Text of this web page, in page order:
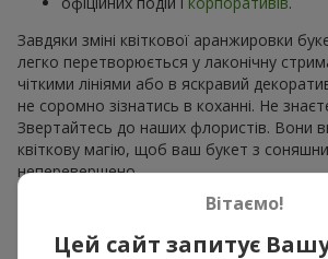
Завдяки зміні квіткової аранжировки
легко перетворюється у лаконічну
чіткими лініями або в яскравий
не соромно зізнатись в коханні. Не
Звертайтесь до наших флористів. Вони
квіткову магію, щоб ваш букет з
неперевершено.
Види букетів з
Вітаємо!
Цей сайт запитує